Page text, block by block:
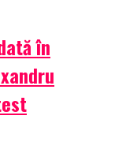
în